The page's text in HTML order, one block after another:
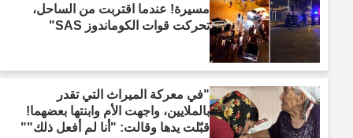
مسيرة! عندما اقتربت من الساحل،
تحركت قوات الكوماندوز SAS"
"في معركة الميراث التي تقدر
بالملايين، واجهت الأم وابنتها بعضهما!
قبّلت يدها وقالت: "أنا لم أفعل ذلك""